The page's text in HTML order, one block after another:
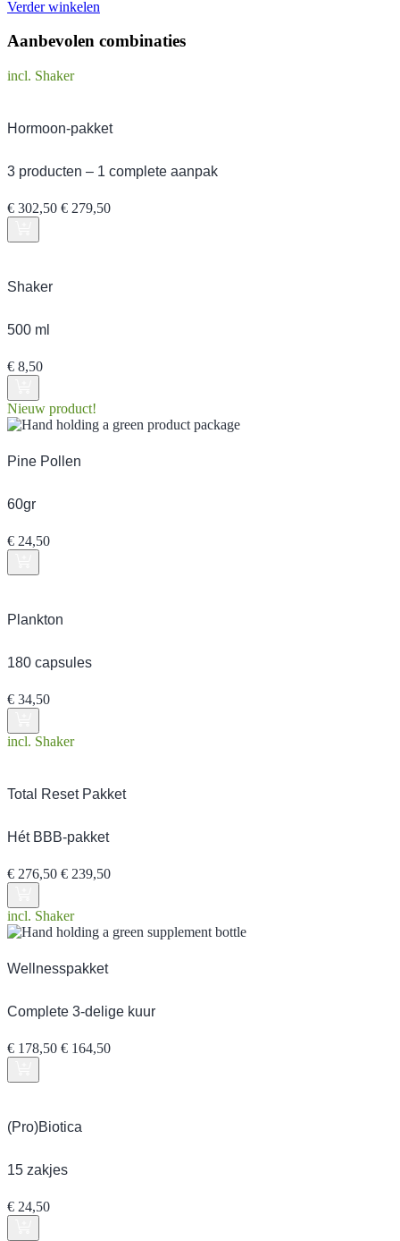
Verder winkelen
Aanbevolen combinaties
incl. Shaker
Hormoon-pakket
3 producten – 1 complete aanpak
€ 302,50 Oorspronkelijke
€ 279,50Huidige
Shaker
500 ml
€ 8,50
Nieuw product!
Pine Pollen
60gr
€ 24,50
Plankton
180 capsules
€ 34,50
incl. Shaker
Total Reset Pakket
Hét BBB-pakket
€ 276,50 Oorspronkelijke
€ 276,50.
€ 239,50Huidige
incl. Shaker
Wellnesspakket
Complete 3-delige kuur
€ 178,50 Oorspronkelijke
€ 164,50Huidige
(Pro)Biotica
15 zakjes
€ 24,50